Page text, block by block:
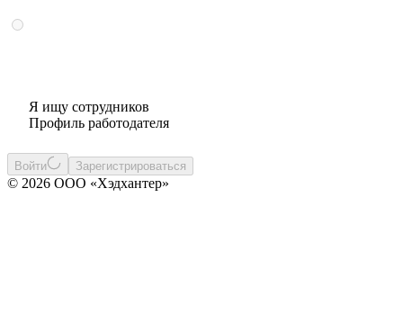
Я ищу сотрудников
Профиль работодателя
Войти Зарегистрироваться
© 2026 ООО «Хэдхантер»